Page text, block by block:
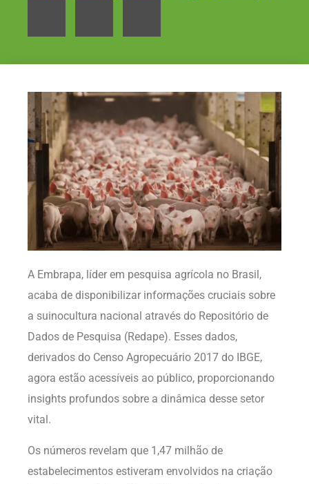
A Embrapa, líder em pesquisa agrícola no Brasil,
acaba de disponibilizar informações cruciais sobre
a suinocultura nacional através do Repositório de
Dados de Pesquisa (Redape). Esses dados,
derivados do Censo Agropecuário 2017 do IBGE,
agora estão acessíveis ao público, proporcionando
insights profundos sobre a dinâmica desse setor
vital.
Os números revelam que 1,47 milhão de
estabelecimentos estiveram envolvidos na criação